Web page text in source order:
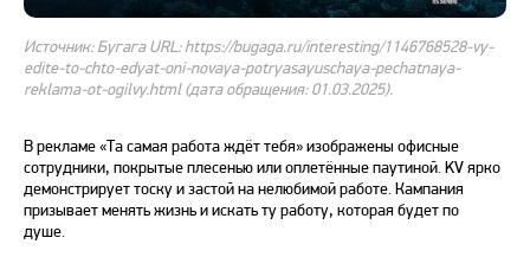
Источник: Бугага URL: https://bugaga.ru/interesting/1146768528-vy-
edite-to-chto-edyat-oni-novaya-potryasayuschaya-pechatnaya-
reklama-ot-ogilvy.html (дата обращения: 01.03.2025).
В рекламе «Та самая работа ждёт тебя» изображены офисные
сотрудники, покрытые плесенью или оплетённые паутиной. KVярко
демонстрирует тоску и застой на нелюбимой работе. Кампания
призывает менять жизнь и искать ту работу, которая будет по
душе.